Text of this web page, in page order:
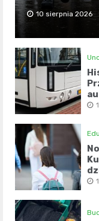
10 sierpnia 2026